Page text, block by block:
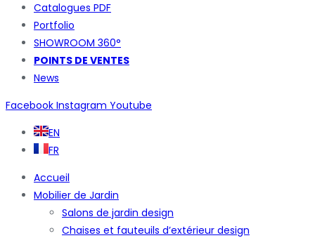
Catalogues PDF
Portfolio
SHOWROOM 360°
POINTS DE VENTES
News
Facebook Instagram Youtube
EN
FR
Accueil
Mobilier de Jardin
Salons de jardin design
Chaises et fauteuils d’extérieur design